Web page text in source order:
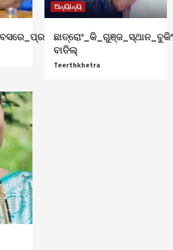
ଅନ୍ୟାନ୍ୟ
ଛାତ୍ରୋଂ_କି_ଗୁଞ୍ଜ_ସ୍ଥାନ_ବୁକିଂ
ବାତିଲ୍
Teerthkhetra